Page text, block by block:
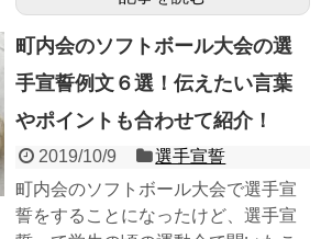
町内会のソフトボール大会の選
手宣誓例文６選！伝えたい言葉
やポイントも合わせて紹介！
2019/10/9
選手宣誓
町内会のソフトボール大会で選手宣
誓をすることになったけど、選手宣